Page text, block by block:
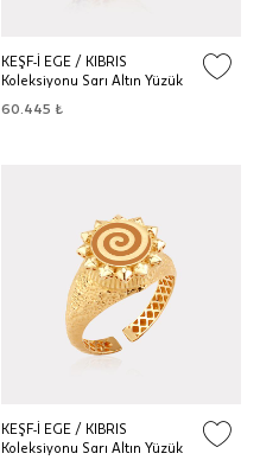
KEŞF-İ EGE / KIBRIS
Koleksiyonu Sarı Altın Yüzük
60.445 ₺
KEŞF-İ EGE / KIBRIS
Koleksiyonu Sarı Altın Yüzük